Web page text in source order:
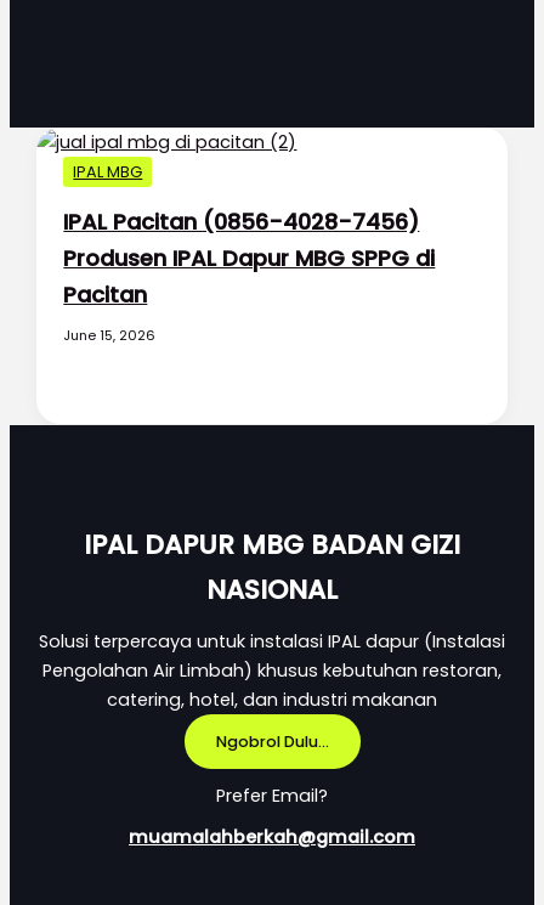
IPAL MBG
IPAL Pacitan (0856-4028-7456)
Produsen IPAL Dapur MBG SPPG di
Pacitan
June 15, 2026
IPAL DAPUR MBG BADAN GIZI
NASIONAL
Solusi terpercaya untuk instalasi IPAL dapur (Instalasi
Pengolahan Air Limbah) khusus kebutuhan restoran,
catering, hotel, dan industri makanan
Ngobrol Dulu...
Prefer Email?
muamalahberkah@gmail.com